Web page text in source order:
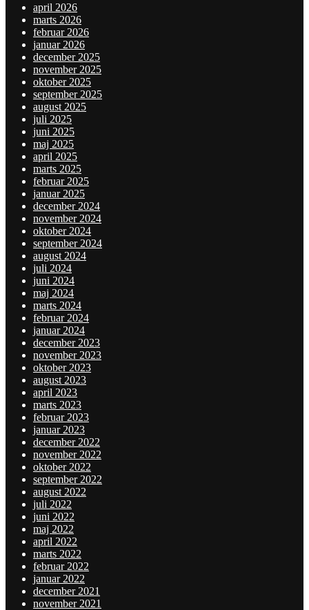
april 2026
marts 2026
februar 2026
januar 2026
december 2025
november 2025
oktober 2025
september 2025
august 2025
juli 2025
juni 2025
maj 2025
april 2025
marts 2025
februar 2025
januar 2025
december 2024
november 2024
oktober 2024
september 2024
august 2024
juli 2024
juni 2024
maj 2024
marts 2024
februar 2024
januar 2024
december 2023
november 2023
oktober 2023
august 2023
april 2023
marts 2023
februar 2023
januar 2023
december 2022
november 2022
oktober 2022
september 2022
august 2022
juli 2022
juni 2022
maj 2022
april 2022
marts 2022
februar 2022
januar 2022
december 2021
november 2021